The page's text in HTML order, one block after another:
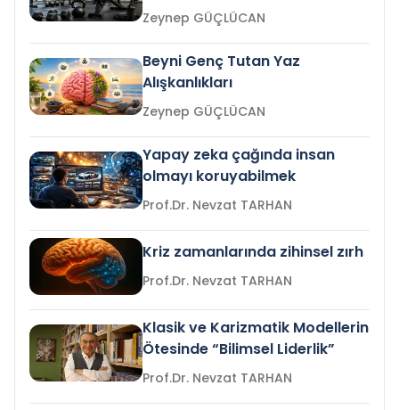
Zeynep GÜÇLÜCAN
Beyni Genç Tutan Yaz
Alışkanlıkları
Zeynep GÜÇLÜCAN
Yapay zeka çağında insan
olmayı koruyabilmek
Prof.Dr. Nevzat TARHAN
Kriz zamanlarında zihinsel zırh
Prof.Dr. Nevzat TARHAN
Klasik ve Karizmatik Modellerin
Ötesinde “Bilimsel Liderlik”
Prof.Dr. Nevzat TARHAN